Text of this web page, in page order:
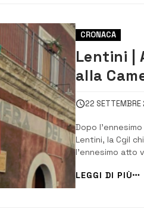
CRONACA
Lentini |
alla
chiede
22
Dopo
Lentini, la Cgil
l’ennesimo atto
dall’ultimo
preoccupazione
LEGGI DI PIÙ